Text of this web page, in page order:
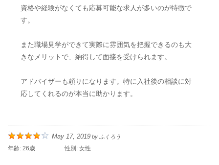
資格や経験がなくても応募可能な求人が多いのが特徴で
す。
また職場見学ができて実際に雰囲気を把握できるのも大
きなメリットで、納得して面接を受けられます。
アドバイザーも頼りになります。特に入社後の相談に対
応してくれるのが本当に助かります。
May 17, 2019 by ふくろう
年齢: 26歳 性別: 女性